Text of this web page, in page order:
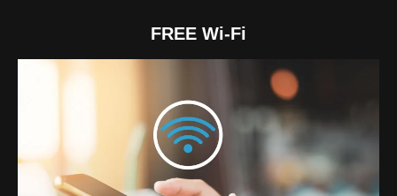
FREE Wi-Fi